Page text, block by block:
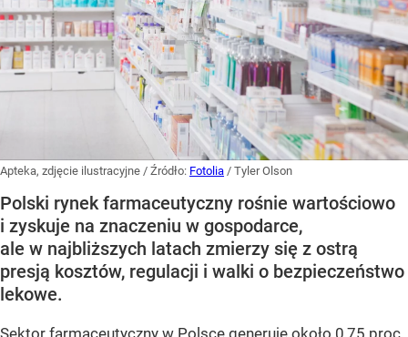
Apteka, zdjęcie ilustracyjne / Źródło: Fotolia / Tyler Olson
Polski rynek farmaceutyczny rośnie wartościowo
i zyskuje na znaczeniu w gospodarce,
ale w najbliższych latach zmierzy się z ostrą
presją kosztów, regulacji i walki o bezpieczeństwo
lekowe.